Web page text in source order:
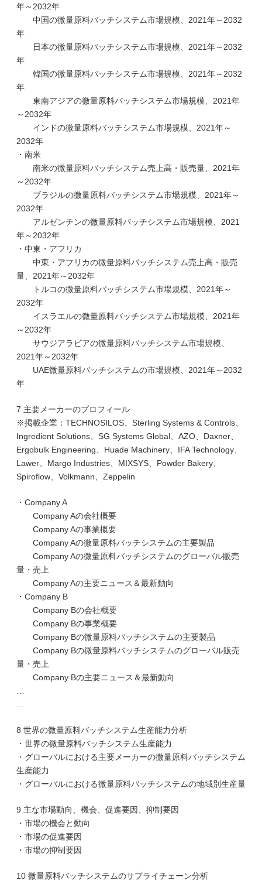
年～2032年
中国の微量原料バッチシステム市場規模、2021年～2032
年
日本の微量原料バッチシステム市場規模、2021年～2032
年
韓国の微量原料バッチシステム市場規模、2021年～2032
年
東南アジアの微量原料バッチシステム市場規模、2021年
～2032年
インドの微量原料バッチシステム市場規模、2021年～
2032年
・南米
南米の微量原料バッチシステム売上高・販売量、2021年
～2032年
ブラジルの微量原料バッチシステム市場規模、2021年～
2032年
アルゼンチンの微量原料バッチシステム市場規模、2021
年～2032年
・中東・アフリカ
中東・アフリカの微量原料バッチシステム売上高・販売
量、2021年～2032年
トルコの微量原料バッチシステム市場規模、2021年～
2032年
イスラエルの微量原料バッチシステム市場規模、2021年
～2032年
サウジアラビアの微量原料バッチシステム市場規模、
2021年～2032年
UAE微量原料バッチシステムの市場規模、2021年～2032
年
7 主要メーカーのプロフィール
※掲載企業：TECHNOSILOS、Sterling Systems & Controls、
Ingredient Solutions、SG Systems Global、AZO、Daxner、
Ergobulk Engineering、Huade Machinery、IFA Technology、
Lawer、Margo Industries、MIXSYS、Powder Bakery、
Spiroflow、Volkmann、Zeppelin
・Company A
Company Aの会社概要
Company Aの事業概要
Company Aの微量原料バッチシステムの主要製品
Company Aの微量原料バッチシステムのグローバル販売
量・売上
Company Aの主要ニュース＆最新動向
・Company B
Company Bの会社概要
Company Bの事業概要
Company Bの微量原料バッチシステムの主要製品
Company Bの微量原料バッチシステムのグローバル販売
量・売上
Company Bの主要ニュース＆最新動向
8 世界の微量原料バッチシステム生産能力分析
・世界の微量原料バッチシステム生産能力
・グローバルにおける主要メーカーの微量原料バッチシステム
生産能力
・グローバルにおける微量原料バッチシステムの地域別生産量
9 主な市場動向、機会、促進要因、抑制要因
・市場の機会と動向
・市場の促進要因
・市場の抑制要因
10 微量原料バッチシステムのサプライチェーン分析